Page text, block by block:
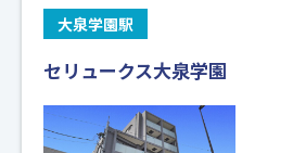
大泉学園駅
セリュークス大泉学園